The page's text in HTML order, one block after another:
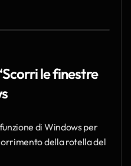
le finestre
di Windows per
della rotella del